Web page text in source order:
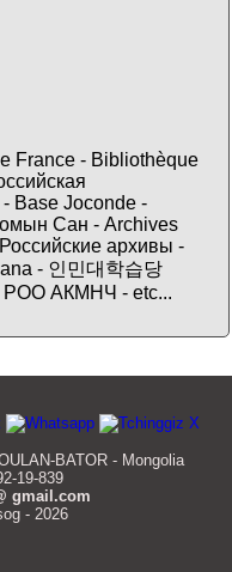
France - Bibliothèque
Base Joconde -
Сан - Archives
архивы -
- 인민대학습당
РОО АКМНЧ - etc...
BATOR - Mongolia
19-839
gmail.com
- 2026